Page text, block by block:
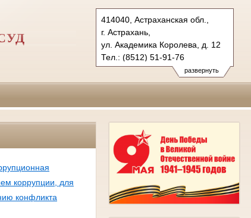
развернуть
414040, Астраханская обл.,
г. Астрахань,
ул. Академика Королева, д. 12
Тел.: (8512) 51-91-76
astrahanskygvs.ast@sudrf.ru
коррупции, для
конфликта